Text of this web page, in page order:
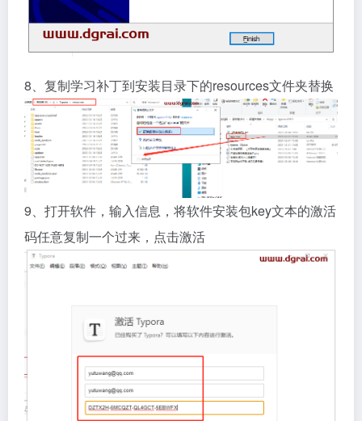
8、复制学习补丁到安装目录下的resources文件夹替换
9、打开软件，输入信息，将软件安装包key文本的激活
码任意复制一个过来，点击激活